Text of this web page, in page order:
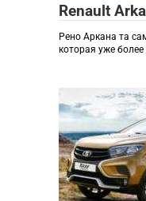
Renault
Рено Аркана та
которая уже